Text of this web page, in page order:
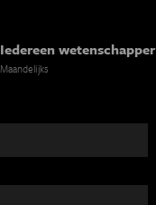
Iedereen wetenschapper
Maandelijks